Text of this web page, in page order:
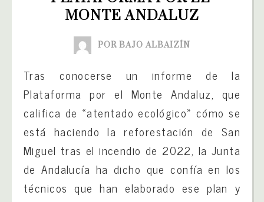
MONTE ANDALUZ
POR BAJO ALBAIZÍN
Tras conocerse un informe de la
Plataforma por el Monte Andaluz, que
califica de «atentado ecológico» cómo se
está haciendo la reforestación de San
Miguel tras el incendio de 2022, la Junta
de Andalucía ha dicho que confía en los
técnicos que han elaborado ese plan y